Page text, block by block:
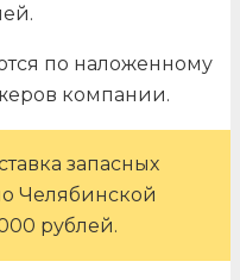
по наложенному
компании.
запасных
Челябинской
рублей.